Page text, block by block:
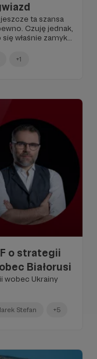
ta szansa
Czuję jednak,
właśnie zamyka
+1
o strategii
Białorusi
wobec Ukrainy
Stefan +5